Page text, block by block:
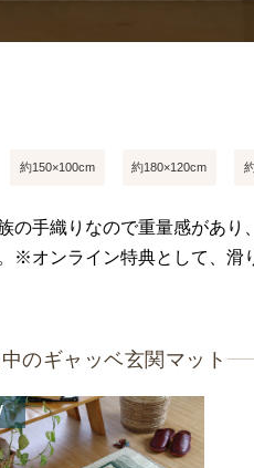
約150×100cm 約180×120cm
の手織りなので重量感があ
※オンライン特典として、滑
のギャッベ玄関マット